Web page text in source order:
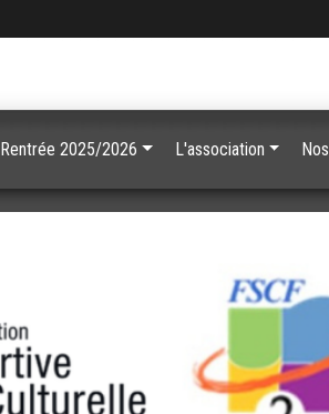
Rentrée 2025/2026 L'association